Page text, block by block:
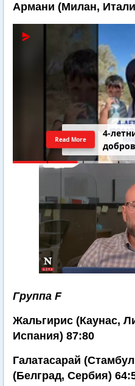
Армани (Милан,
4-
Read More
Группа F
Жальгирис (Каунас,
Испания) 87:80
Галатасарай
(Белград, Сербия)